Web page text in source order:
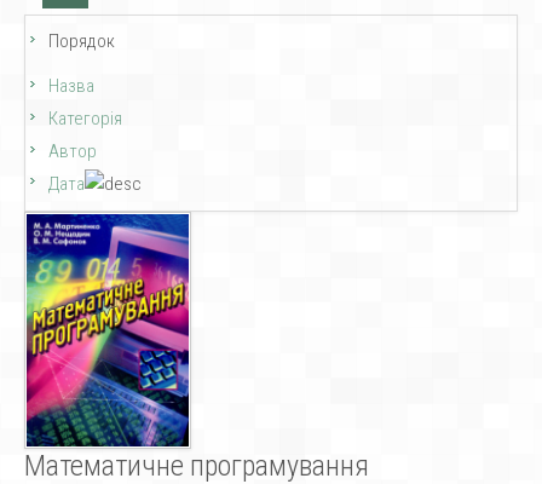
Порядок
Назва
Категорія
Автор
Дата
Математичне програмування